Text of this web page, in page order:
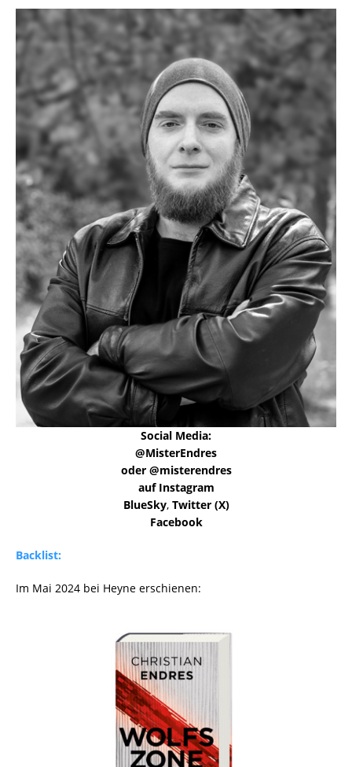
Social Media:
@MisterEndres
oder @misterendres
auf Instagram
BlueSky, Twitter (X)
Facebook
Backlist:
Im Mai 2024 bei Heyne erschienen: